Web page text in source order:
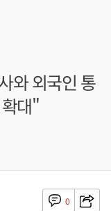
와 외국인 통
대"
0